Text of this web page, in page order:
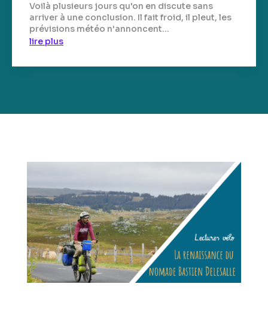
Voilà plusieurs jours qu'on en discute sans
arriver à une conclusion. Il fait froid, il pleut, les
prévisions météo n'annoncent...
lire plus